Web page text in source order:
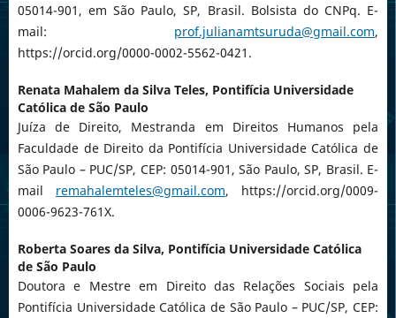
05014-901, em São Paulo, SP, Brasil. Bolsista do CNPq. E-
mail: prof.julianamtsuruda@gmail.com,
https://orcid.org/0000-0002-5562-0421.
Renata Mahalem da Silva Teles, Pontifícia Universidade
Católica de São Paulo
Juíza de Direito, Mestranda em Direitos Humanos pela
Faculdade de Direito da Pontifícia Universidade Católica de
São Paulo – PUC/SP, CEP: 05014-901, São Paulo, SP, Brasil. E-
mail remahalemteles@gmail.com, https://orcid.org/0009-
0006-9623-761X.
Roberta Soares da Silva, Pontifícia Universidade Católica
de São Paulo
Doutora e Mestre em Direito das Relações Sociais pela
Pontifícia Universidade Católica de São Paulo – PUC/SP, CEP: